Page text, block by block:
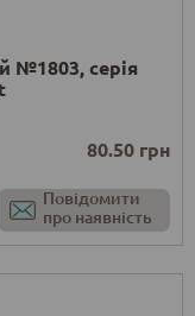
№1803, серія
80.50 грн
Повідомити
про наявність